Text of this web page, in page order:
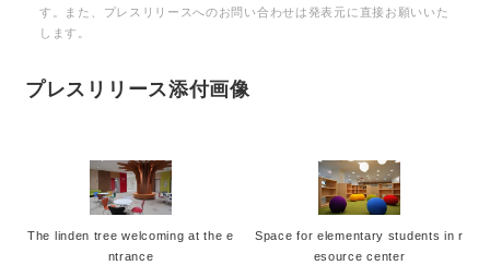
す。また、プレスリリースへのお問い合わせは発表元に直接お願いいた
します。
プレスリリース添付画像
The linden tree welcoming at the e
ntrance
Space for elementary students in r
esource center